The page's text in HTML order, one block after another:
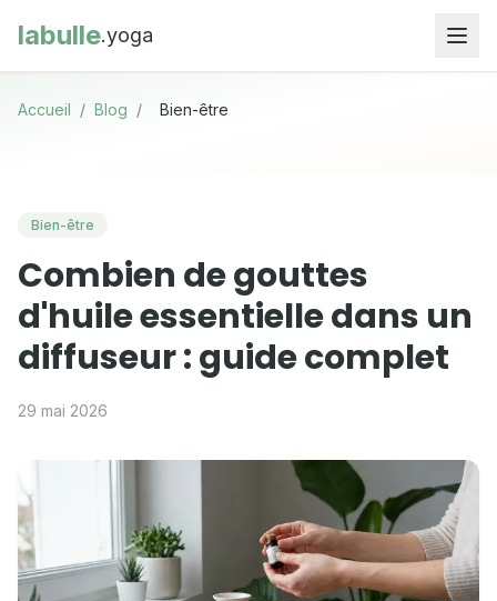
labulle.yoga
Accueil / Blog / Bien-être
Bien-être
Combien de gouttes
d'huile essentielle dans un
diffuseur : guide complet
29 mai 2026